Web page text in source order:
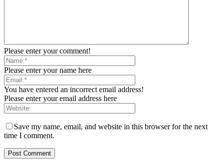
Please enter your comment!
Please enter your name here
You have entered an incorrect email address!
Please enter your email address here
Save my name, email, and website in this browser for the next
time I comment.